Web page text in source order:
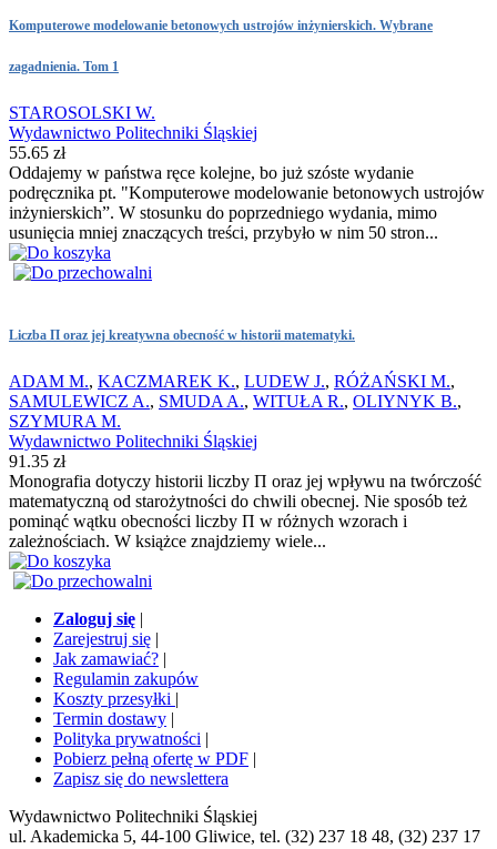
Komputerowe modelowanie betonowych ustrojów inżynierskich. Wybrane
zagadnienia. Tom 1
STAROSOLSKI W.
Wydawnictwo Politechniki Śląskiej
55.65 zł
Oddajemy w państwa ręce kolejne, bo już szóste wydanie
podręcznika pt. "Komputerowe modelowanie betonowych ustrojów
inżynierskich”. W stosunku do poprzedniego wydania, mimo
usunięcia mniej znaczących treści, przybyło w nim 50 stron...
Liczba Π oraz jej kreatywna obecność w historii matematyki.
ADAM M., KACZMAREK K., LUDEW J., RÓŻAŃSKI M.,
SAMULEWICZ A., SMUDA A., WITUŁA R., OLIYNYK B.,
SZYMURA M.
Wydawnictwo Politechniki Śląskiej
91.35 zł
Monografia dotyczy historii liczby Π oraz jej wpływu na twórczość
matematyczną od starożytności do chwili obecnej. Nie sposób też
pominąć wątku obecności liczby Π w różnych wzorach i
zależnościach. W książce znajdziemy wiele...
Zaloguj się |
Zarejestruj się |
Jak zamawiać? |
Regulamin zakupów
Koszty przesyłki |
Termin dostawy |
Polityka prywatności |
Pobierz pełną ofertę w PDF |
Zapisz się do newslettera
Wydawnictwo Politechniki Śląskiej
ul. Akademicka 5, 44-100 Gliwice, tel. (32) 237 18 48, (32) 237 17